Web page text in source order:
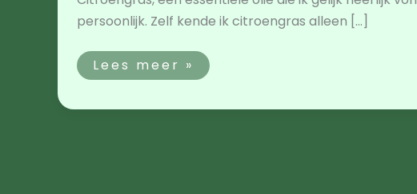
persoonlijk. Zelf kende ik citroengras alleen […]
Lees meer »